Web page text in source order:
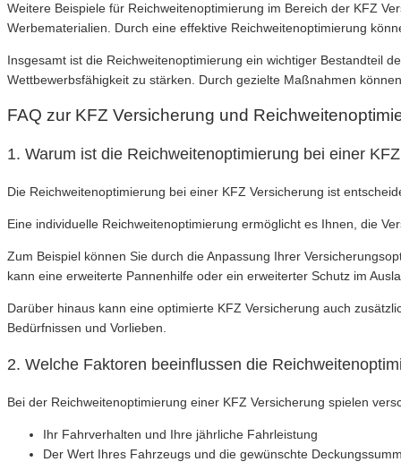
Weitere Beispiele für Reichweitenoptimierung im Bereich der KFZ
Werbematerialien. Durch eine effektive Reichweitenoptimierung
Insgesamt ist die Reichweitenoptimierung ein wichtiger Bestandteil
Wettbewerbsfähigkeit zu stärken. Durch gezielte Maßnahmen
FAQ zur KFZ Versicherung und
1. Warum ist die Reichweitenoptimierung bei einer
Die Reichweitenoptimierung bei einer KFZ Versicherung ist
Eine individuelle Reichweitenoptimierung ermöglicht es Ihnen, die
Zum Beispiel können Sie durch die Anpassung Ihrer
kann eine erweiterte Pannenhilfe oder ein erweiterter Schutz im
Darüber hinaus kann eine optimierte KFZ Versicherung auch
Bedürfnissen und Vorlieben.
2. Welche Faktoren beeinflussen die
Bei der Reichweitenoptimierung einer KFZ Versicherung spielen
Ihr Fahrverhalten und Ihre jährliche Fahrleistung
Der Wert Ihres Fahrzeugs und die gewünschte